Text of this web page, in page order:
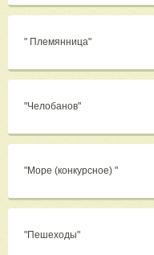
" Племянница"
"Челобанов"
"Море (конкурсное) "
"Пешеходы"